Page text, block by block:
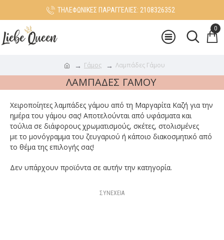
ΤΗΛΕΦΩΝΙΚΕΣ ΠΑΡΑΓΓΕΛΙΕΣ: 2108326352
0
Γάμος Λαμπάδες Γάμου
ΛΑΜΠΆΔΕΣ ΓΆΜΟΥ
Χειροποίητες λαμπάδες γάμου από τη Μαργαρίτα Καζή για την
ημέρα του γάμου σας! Αποτελούνται από υφάσματα και
τούλια σε διάφορους χρωματισμούς, σκέτες, στολισμένες
με το μονόγραμμα του ζευγαριού ή κάποιο διακοσμητικό από
το θέμα της επιλογής σας!
Δεν υπάρχουν προϊόντα σε αυτήν την κατηγορία.
ΣΥΝΈΧΕΙΑ